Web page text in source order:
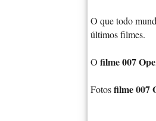
O que todo
últimos filmes.
O filme 007
Fotosfilme 007